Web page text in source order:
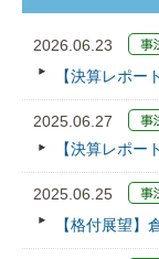
2026.06.23
【決算レポー
2025.06.27
【決算レポー
2025.06.25
【格付展望】